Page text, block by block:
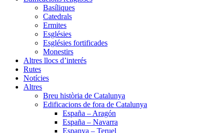
Basíliques
Catedrals
Ermites
Esglésies
Esglésies fortificades
Monestirs
Altres llocs d’interés
Rutes
Notícies
Altres
Breu història de Catalunya
Edificacions de fora de Catalunya
España – Aragón
España – Navarra
Espanya – Teruel